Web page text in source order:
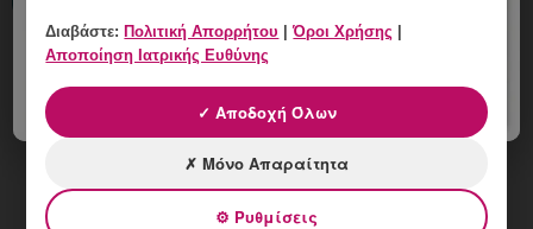
Ιωάννης Κ. Δημητρακόπουλος
Μαιευτήρας - Χειρουργός - Γυναικολόγος
Μάστερ Αισθητικής Ιατρικής - Αναίμακτης Αισθητικής
Γυναικολογίας - Αναγεννητικής Ιατρικής και Αναίμακτης
Διαβάστε:Πολιτική Απορρήτου |Όροι Χρήσης |
Αποποίηση Ιατρικής Ευθύνης
✓ Αποδοχή Όλων
✗ Μόνο Απαραίτητα
⚙ Ρυθμίσεις